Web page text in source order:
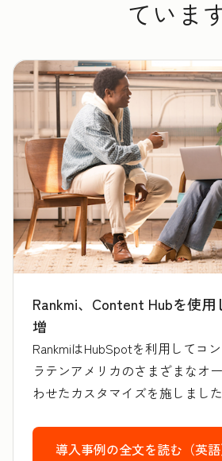
ていま
Rankmi、Content Hubを使用
増
RankmiはHubSpotを利用してコ
ラテンアメリカのさまざまなオ
わせたカスタマイズを施しました
導入事例の全文を読む（英語